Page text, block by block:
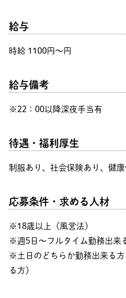
給与
時給 1100円〜円
給与備考
※22：00以降深夜手当有
待遇・福利厚生
制服あり、社会保険あり、健
応募条件・求める人材
※18歳以上（風営法）
※週5日～フルタイム勤務出来
※土日のどちらか勤務出来る
る方）